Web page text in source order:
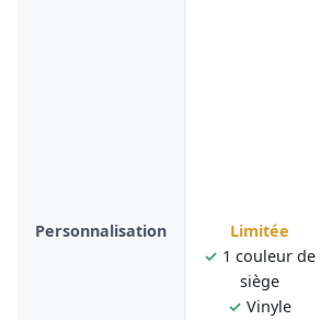
Personnalisation
Limitée
✓ 1 couleur de
siège
✓ Vinyle